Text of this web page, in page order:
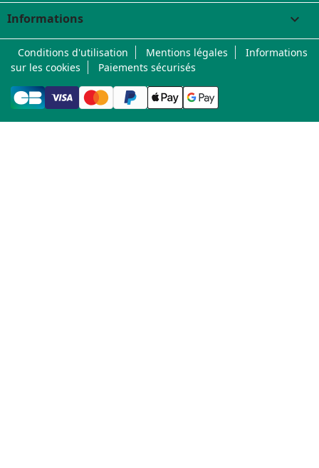
Informations keyboard_arrow_down
Conditions d'utilisation Mentions légales
Informations
sur les cookies
Paiements sécurisés